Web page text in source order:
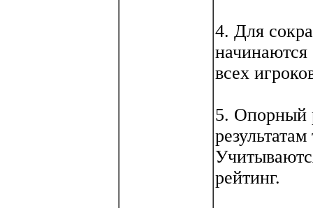
4. Для
начинаются
всех
5. Опорный
рейтинг.